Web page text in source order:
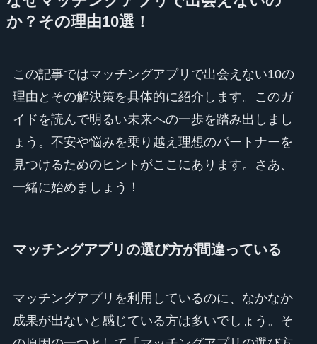
か？その理由10選！
この記事ではマッチングアプリで出会えない10の
理由とその解決策を具体的に紹介します。このガ
イドを読んで明るい未来への一歩を踏み出しまし
ょう。不安や悩みを乗り越え理想のパートナーを
見つけるためのヒントがここにあります。さあ、
一緒に始めましょう！
マッチングアプリの選び方が間違っている
マッチングアプリを利用しているのに、なかなか
成果が出ないと感じている方は多いでしょう。そ